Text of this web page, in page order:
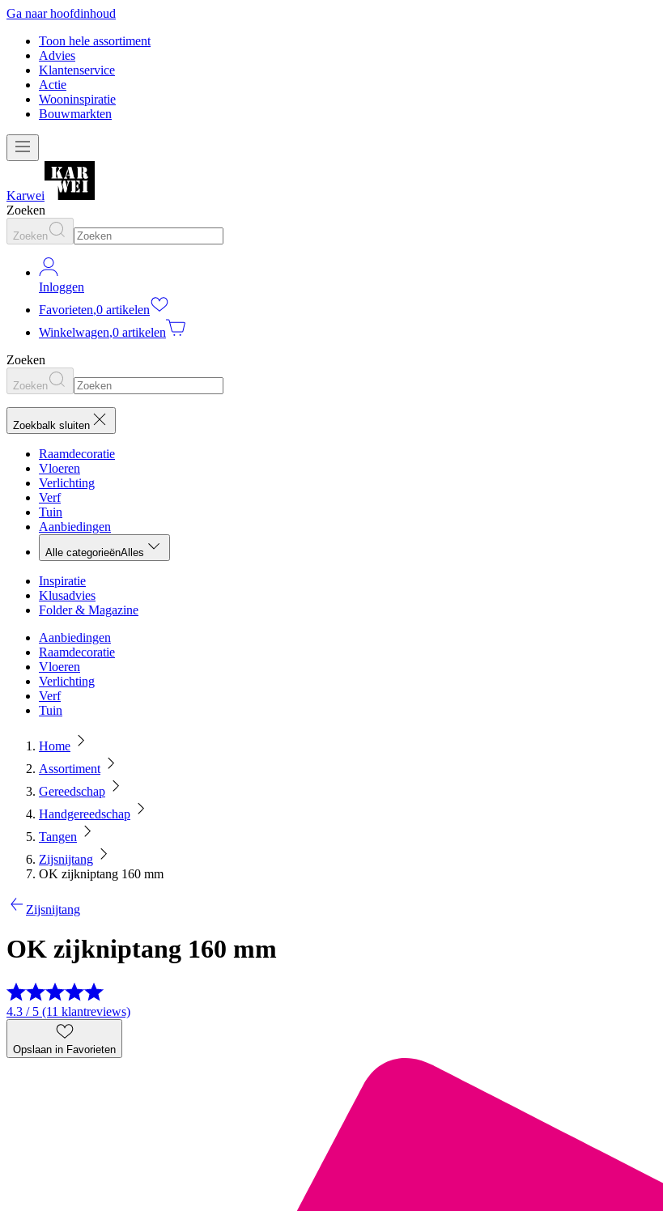
Ga naar hoofdinhoud
Toon hele assortiment
Advies
Klantenservice
Actie
Wooninspiratie
Bouwmarkten
Karwei
Zoeken
Zoeken
Inloggen
Favorieten,0 artikelen
Winkelwagen,0 artikelen
Zoeken
Zoeken
Zoekbalk sluiten
Raamdecoratie
Vloeren
Verlichting
Verf
Tuin
Aanbiedingen
Alle categorieënAlles
Inspiratie
Klusadvies
Folder & Magazine
Aanbiedingen
Raamdecoratie
Vloeren
Verlichting
Verf
Tuin
Home
Assortiment
Gereedschap
Handgereedschap
Tangen
Zijsnijtang
OK zijkniptang 160 mm
Zijsnijtang
OK zijkniptang 160 mm
4.3 / 5 (11 klantreviews)
Opslaan in Favorieten